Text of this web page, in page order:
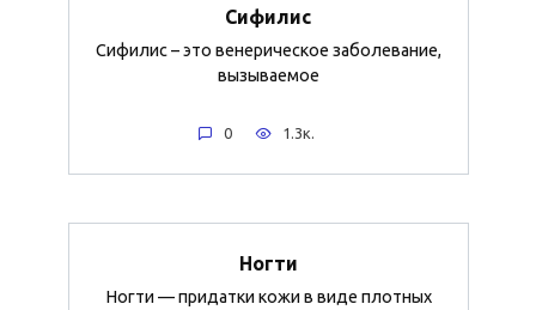
Сифилис
Сифилис – это венерическое заболевание,
вызываемое
0 1.3к.
Ногти
Ногти — придатки кожи в виде плотных